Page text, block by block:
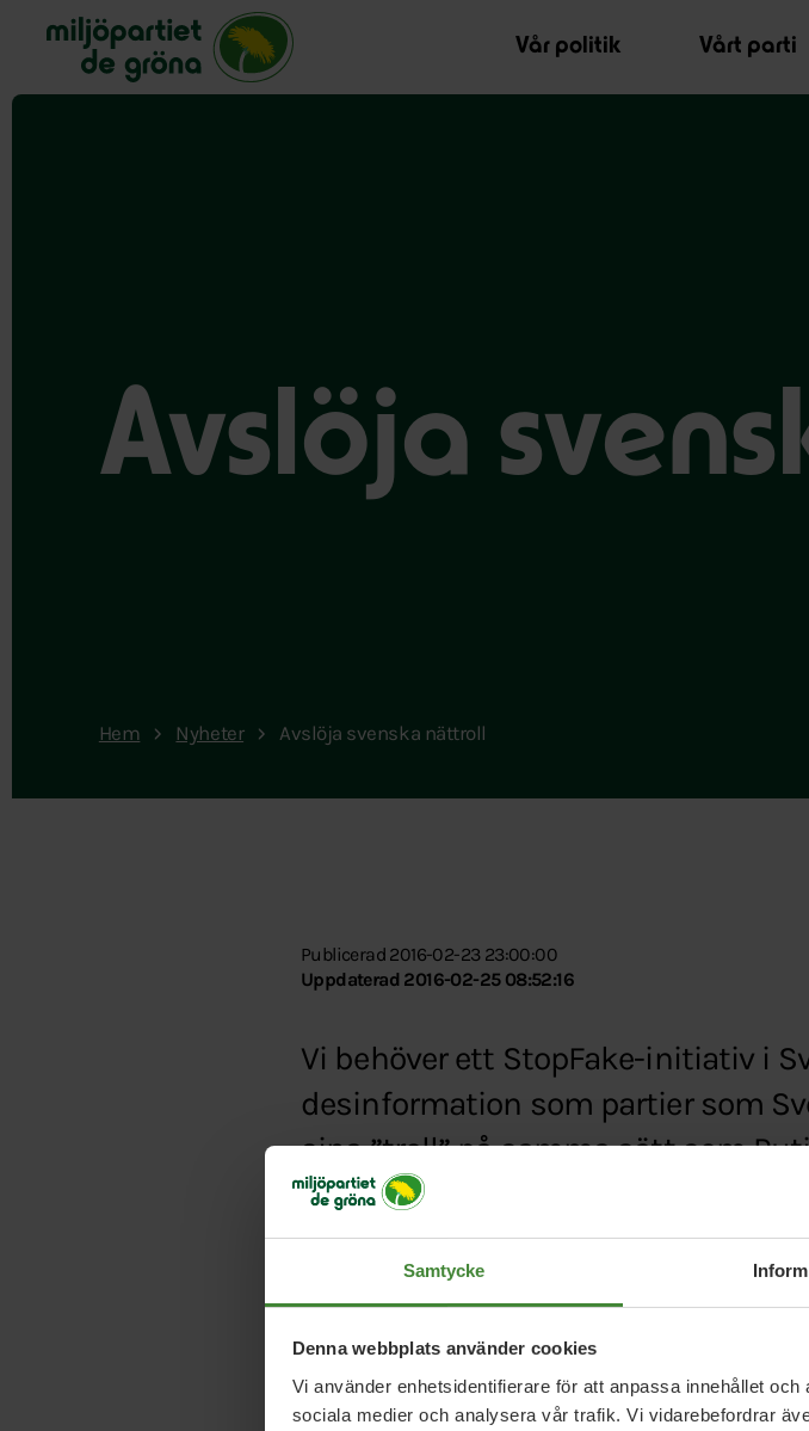
Samtycke
Denna webbplats använder cookies
Vi använder enhetsidentifierare för att anpassa innehållet
sociala medier och analysera vår trafik. Vi vidarebefordrar
Miljöpartiet de gröna, startsida
Vår politik
Vårt parti
Avslöja
Hem Nyheter Avslöja svenska nättroll
Publicerad 2016-02-23 23:00:00
Uppdaterad 2016-02-25 08:52:16
Vi behöver ett StopFake-initiativ i
desinformation som partier som
sina ”troll” på samma sätt som